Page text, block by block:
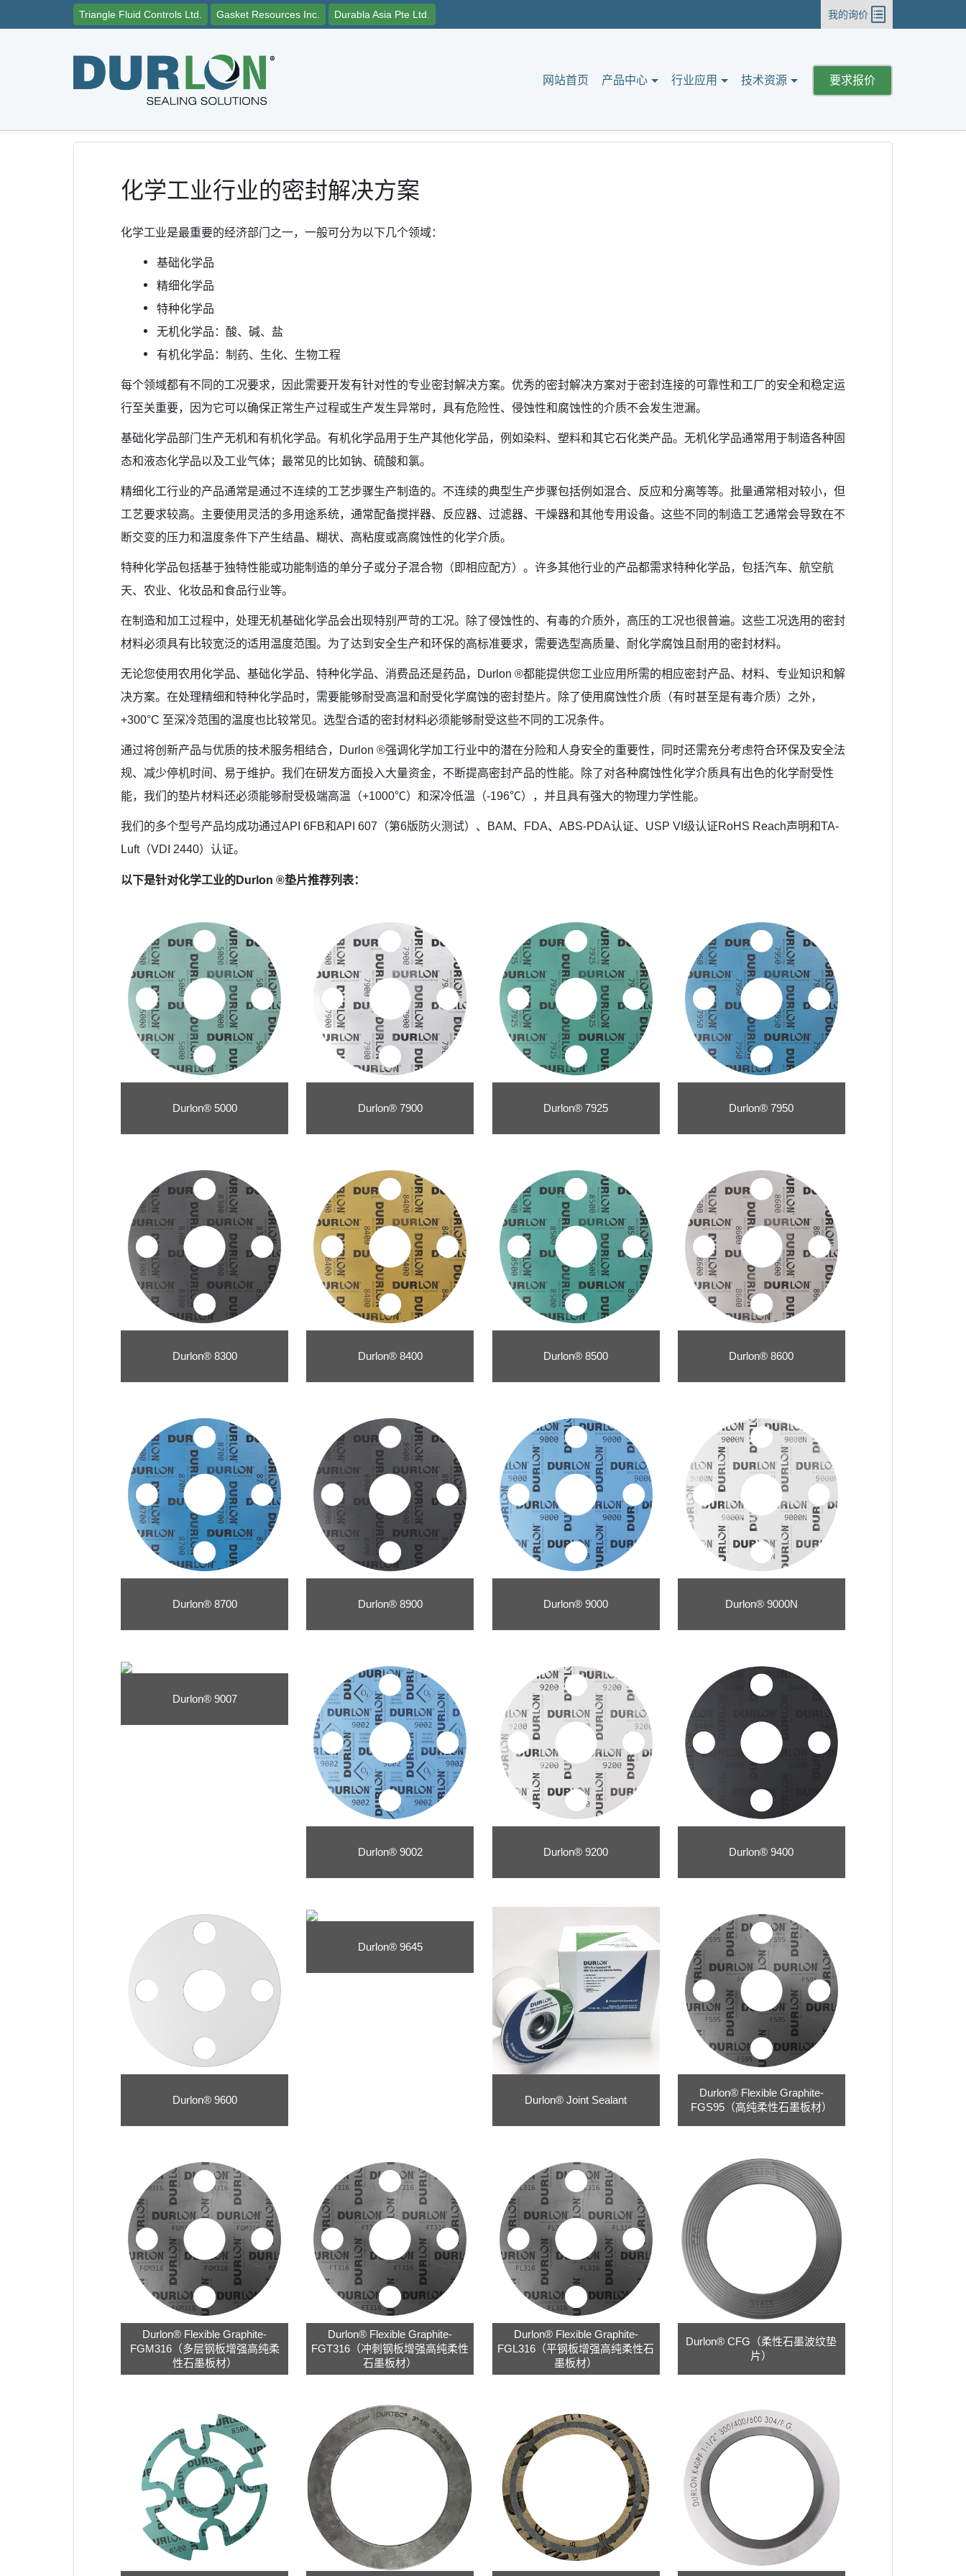
Triangle Fluid Controls Ltd. Gasket Resources Inc. Durabla Asia Pte Ltd. 我的询价
要求报价
网站首页 产品中心 行业应用 技术资源
化学工业行业的密封解决方案
化学工业是最重要的经济部门之一，一般可分为以下几个领域：
基础化学品
精细化学品
特种化学品
无机化学品：酸、碱、盐
有机化学品：制药、生化、生物工程
每个领域都有不同的工况要求，因此需要开发有针对性的专业密封解决方案。优秀的密封解决方案对于密封连接的可靠性和工厂的安全和稳定运
行至关重要，因为它可以确保正常生产过程或生产发生异常时，具有危险性、侵蚀性和腐蚀性的介质不会发生泄漏。
基础化学品部门生产无机和有机化学品。有机化学品用于生产其他化学品，例如染料、塑料和其它石化类产品。无机化学品通常用于制造各种固
态和液态化学品以及工业气体；最常见的比如钠、硫酸和氯。
精细化工行业的产品通常是通过不连续的工艺步骤生产制造的。不连续的典型生产步骤包括例如混合、反应和分离等等。批量通常相对较小，但
工艺要求较高。主要使用灵活的多用途系统，通常配备搅拌器、反应器、过滤器、干燥器和其他专用设备。这些不同的制造工艺通常会导致在不
断交变的压力和温度条件下产生结晶、糊状、高粘度或高腐蚀性的化学介质。
特种化学品包括基于独特性能或功能制造的单分子或分子混合物（即相应配方）。许多其他行业的产品都需求特种化学品，包括汽车、航空航
天、农业、化妆品和食品行业等。
在制造和加工过程中，处理无机基础化学品会出现特别严苛的工况。除了侵蚀性的、有毒的介质外，高压的工况也很普遍。这些工况选用的密封
材料必须具有比较宽泛的适用温度范围。为了达到安全生产和环保的高标准要求，需要选型高质量、耐化学腐蚀且耐用的密封材料。
无论您使用农用化学品、基础化学品、特种化学品、消费品还是药品，Durlon ®都能提供您工业应用所需的相应密封产品、材料、专业知识和解
决方案。在处理精细和特种化学品时，需要能够耐受高温和耐受化学腐蚀的密封垫片。除了使用腐蚀性介质（有时甚至是有毒介质）之外，
+300°C 至深冷范围的温度也比较常见。选型合适的密封材料必须能够耐受这些不同的工况条件。
通过将创新产品与优质的技术服务相结合，Durlon ®强调化学加工行业中的潜在分险和人身安全的重要性，同时还需充分考虑符合环保及安全法
规、减少停机时间、易于维护。我们在研发方面投入大量资金，不断提高密封产品的性能。除了对各种腐蚀性化学介质具有出色的化学耐受性
能，我们的垫片材料还必须能够耐受极端高温（+1000℃）和深冷低温（-196℃），并且具有强大的物理力学性能。
我们的多个型号产品均成功通过API 6FB和API 607（第6版防火测试）、BAM、FDA、ABS-PDA认证、USP VI级认证RoHS Reach声明和TA-
Luft（VDI 2440）认证。
以下是针对化学工业的Durlon ®垫片推荐列表：
Durlon® 5000 Durlon® 7900 Durlon® 7925 Durlon® 7950
Durlon® 8300 Durlon® 8400 Durlon® 8500 Durlon® 8600
Durlon® 8700 Durlon® 8900 Durlon® 9000 Durlon® 9000N
Durlon® 9007
Durlon® 9002 Durlon® 9200 Durlon® 9400
Durlon® 9600
Durlon® 9645
Durlon® Joint Sealant
Durlon® Flexible Graphite-
FGS95（高纯柔性石墨板材）
Durlon® Flexible Graphite-
FGM316（多层钢板增强高纯柔
性石墨板材）
Durlon® Flexible Graphite-
FGT316（冲刺钢板增强高纯柔性
石墨板材）
Durlon® Flexible Graphite-
FGL316（平钢板增强高纯柔性石
墨板材）
Durlon® CFG（柔性石墨波纹垫
片）